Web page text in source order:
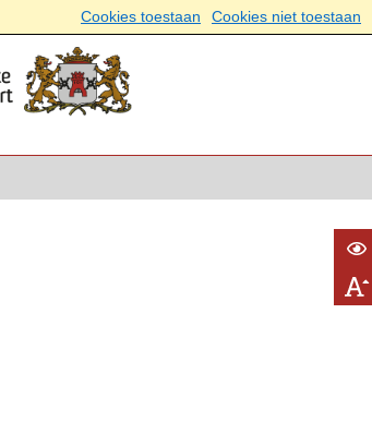
Cookies toestaan Cookies niet toestaan